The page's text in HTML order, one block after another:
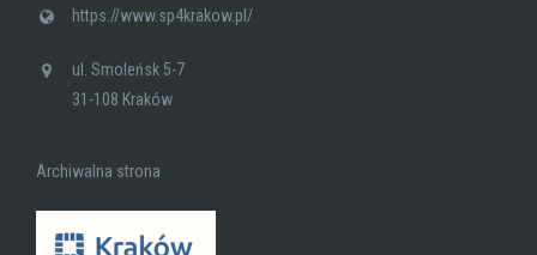
https://www.sp4krakow.pl/
ul. Smoleńsk 5-7
31-108 Kraków
Archiwalna strona